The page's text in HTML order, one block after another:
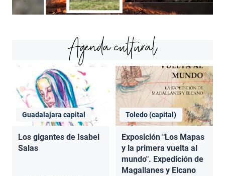
Agenda cultural
Guadalajara capital
Los gigantes de Isabel
Salas
Toledo (capital)
Exposición "Los Mapas
y la primera vuelta al
mundo". Expedición de
Magallanes y Elcano